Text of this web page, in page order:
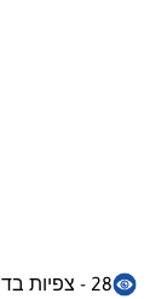
28 - צפיות בדף